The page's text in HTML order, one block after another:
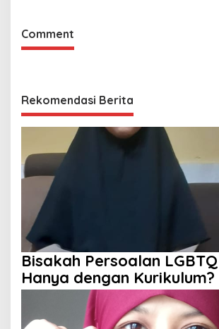
Comment
Rekomendasi Berita
Bisakah Persoalan
Hanya dengan Kurikulum?